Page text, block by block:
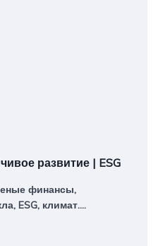
развитие | ESG
финансы,
ESG, климат.